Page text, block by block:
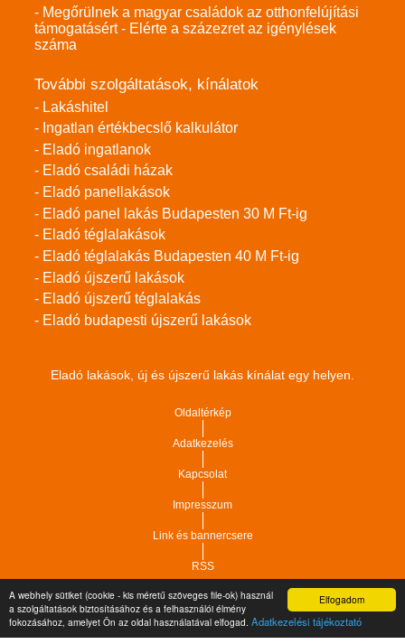
Elfogadom
A webhely sütiket (cookie - kis méretű szöveges file-ok) használ
a szolgáltatások biztosításához és a felhasználói élmény
fokozásához, amelyet Ön az oldal használatával elfogad. Adatkezelési tájékoztató
- Megőrülnek a magyar családok az otthonfelújítási
támogatásért - Elérte a százezret az igénylések
száma
További szolgáltatások, kínálatok
- Lakáshitel
- Ingatlan értékbecslő kalkulátor
- Eladó ingatlanok
- Eladó családi házak
- Eladó panellakások
- Eladó panel lakás Budapesten 30 M Ft-ig
- Eladó téglalakások
- Eladó téglalakás Budapesten 40 M Ft-ig
- Eladó újszerű lakások
- Eladó újszerű téglalakás
- Eladó budapesti újszerű lakások
Eladó lakások, új és újszerű lakás kínálat egy helyen.
Oldaltérkép
Adatkezelés
Kapcsolat
Impresszum
Link és bannercsere
RSS
Copyright © 2021.Vár-Köz Kft. - Ingatlan nyilvántartó, ügyviteli és
adminisztrációs szoftver